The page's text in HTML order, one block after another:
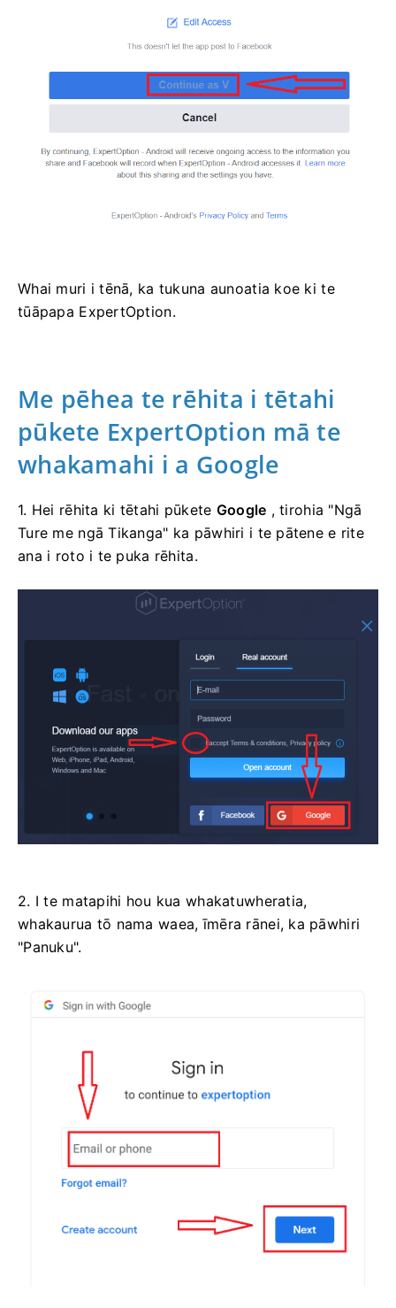
Whai muri i tēnā, ka tukuna aunoatia koe ki te
tūāpapa ExpertOption.
Me pēhea te rēhita i tētahi
pūkete ExpertOption mā te
whakamahi i a Google
1. Hei rēhita ki tētahi pūkete Google , tirohia "Ngā
Ture me ngā Tikanga" ka pāwhiri i te pātene e rite
ana i roto i te puka rēhita.
2. I te matapihi hou kua whakatuwheratia,
whakaurua tō nama waea, īmēra rānei, ka pāwhiri
"Panuku".